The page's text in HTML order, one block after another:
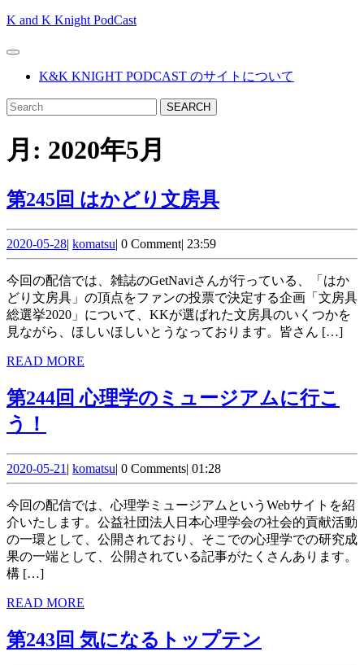
Skip
content
K and K Knight PodCast
Open
ButtonK&K KNIGHT PODCAST のサイトについて
CLOSE
BUTTON
Search
for:
月: 2020年5月
第245回 はかどり文房具第
は
か
ど
房
2020-05-282020-
05-
28
| komatsukomatsu
| 0 Comment| 23:59
今回の配信では、雑誌のGetNaviさんが行っている、「はか
どり文房具」の頂点をファンの投票で決定する企画「文房具
総選挙2020」について、KKが選ばれた文房具のいくつかを
見ながら、ほしいほしいとうなっております。皆さん […]
READ MORE
第244回 心理学のミュージアムに行こ
う！
回 心
理
学
の
ュ
ー
ジ
2020-05-21 2020-
05-
21
| komatsukomatsu
| 0 Comments| 01:28
今回の配信では、心理学ミュージアムというWebサイトを紹
介いたします。公益社団法人日本心理学会の社会的貢献活動
の一環として、公開されており、そこでの心理学での研究成
果の一端として、公開されている記事がたくさんあります。
構 […]
READ MORE
第243回 気になるトップテン